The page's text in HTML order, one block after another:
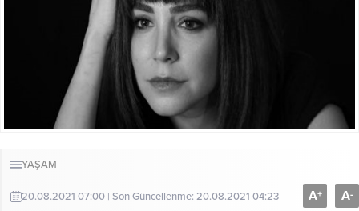
YAŞAM
20.08.2021 07:00 | Son Güncellenme: 20.08.2021 04:23 A+ A-